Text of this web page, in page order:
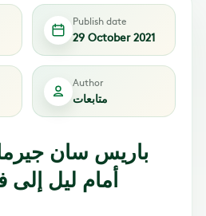
Publish date
29 October 2021
Author
متابعات
باريس سان
أمام ليل